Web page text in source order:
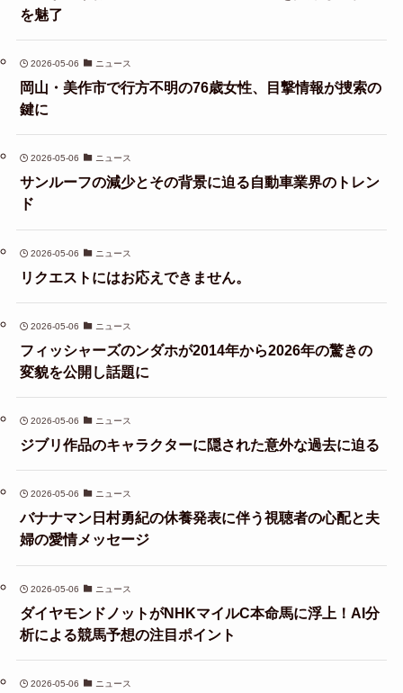
を魅了
2026-05-06 ニュース
岡山・美作市で行方不明の76歳女性、目撃情報が捜索の
鍵に
2026-05-06 ニュース
サンルーフの減少とその背景に迫る自動車業界のトレン
ド
2026-05-06 ニュース
リクエストにはお応えできません。
2026-05-06 ニュース
フィッシャーズのンダホが2014年から2026年の驚きの
変貌を公開し話題に
2026-05-06 ニュース
ジブリ作品のキャラクターに隠された意外な過去に迫る
2026-05-06 ニュース
バナナマン日村勇紀の休養発表に伴う視聴者の心配と夫
婦の愛情メッセージ
2026-05-06 ニュース
ダイヤモンドノットがNHKマイルC本命馬に浮上！AI分
析による競馬予想の注目ポイント
2026-05-06 ニュース